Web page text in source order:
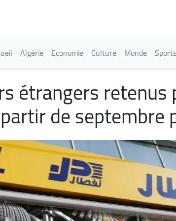
navigation
Algérie Economie Culture Monde Sports
étrangers
de septembre